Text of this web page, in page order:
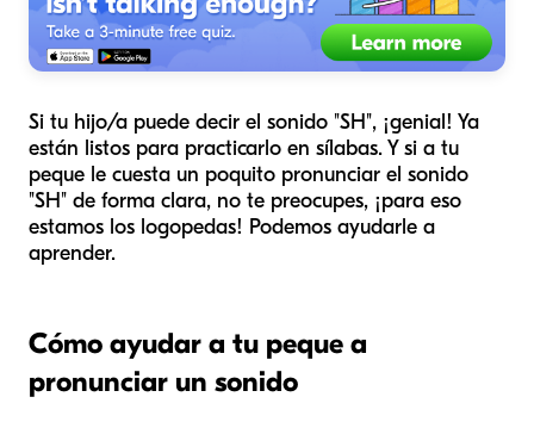
Si tu hijo/a puede decir el sonido "SH", ¡genial! Ya
están listos para practicarlo en sílabas. Y si a tu
peque le cuesta un poquito pronunciar el sonido
"SH" de forma clara, no te preocupes, ¡para eso
estamos los logopedas! Podemos ayudarle a
aprender.
Cómo ayudar a tu peque a
pronunciar un sonido